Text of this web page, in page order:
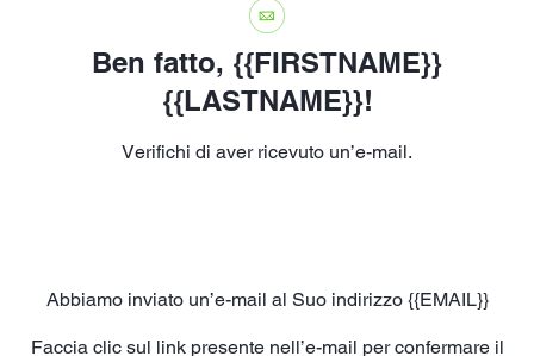
Ben fatto, {{FIRSTNAME}}
{{LASTNAME}}!
Verifichi di aver ricevuto un’e-mail.
Abbiamo inviato un’e-mail al Suo indirizzo {{EMAIL}}
Faccia clic sul link presente nell’e-mail per confermare il